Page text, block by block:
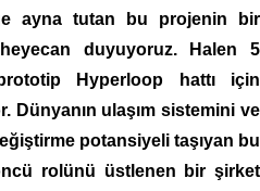
ayna tutan bu projenin bir
duyuyoruz. Halen 5
Hyperloop hattı için
Dünyanın ulaşım sistemini ve
potansiyeli taşıyan bu
rolünü üstlenen bir şirket